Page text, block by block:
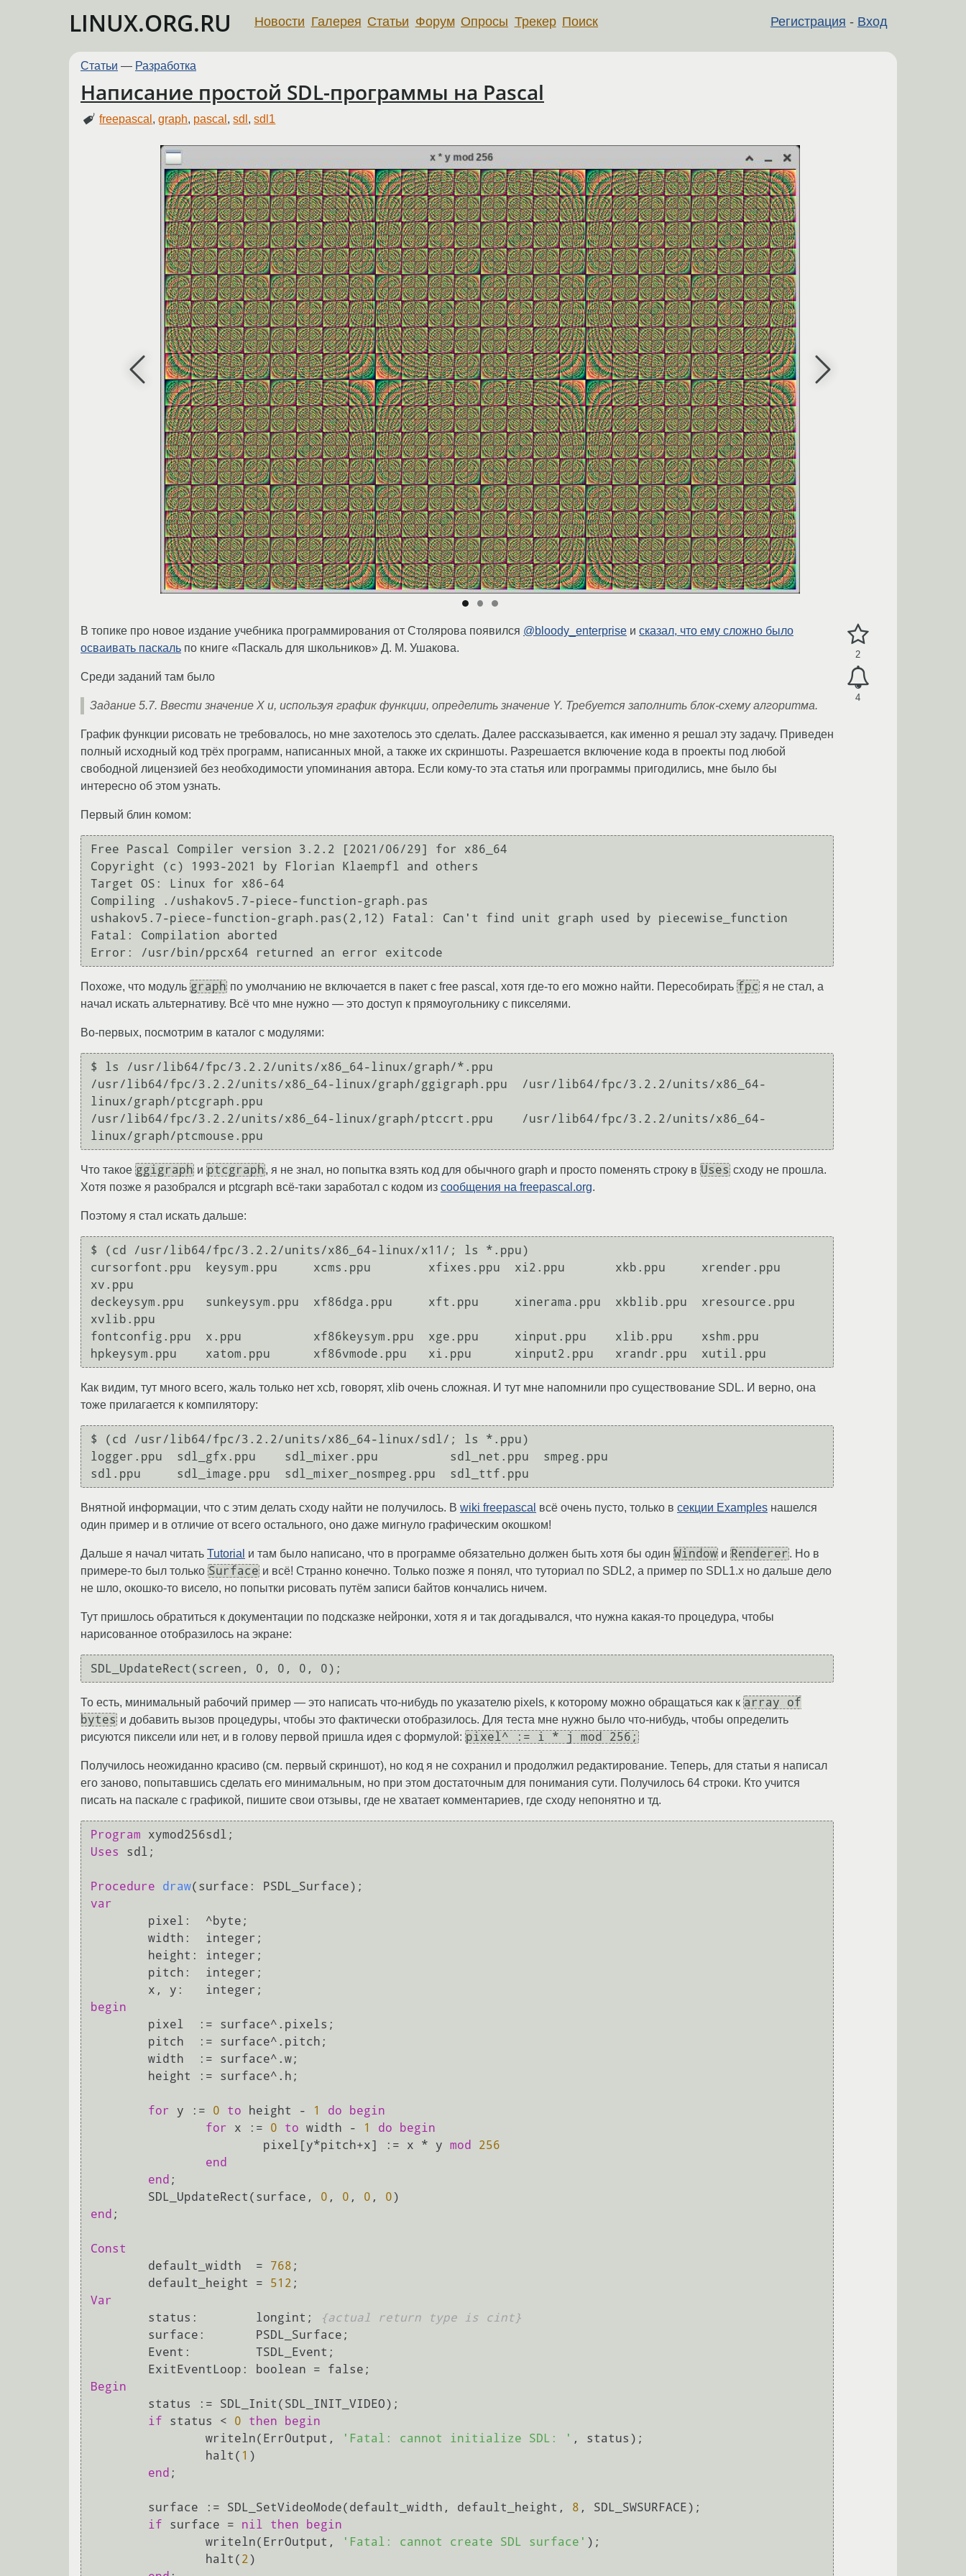
LINUX.ORG.RU Регистрация - Вход
Новости Галерея Статьи Форум Опросы Трекер Поиск
Статьи — Разработка
Написание простой SDL-программы на Pascal
freepascal ,graph, pascal ,sdl ,sdl1
2
4
В топике про новое издание учебника программирования от Столярова появился @bloody_enterprise и сказал, что ему сложно было
осваивать паскаль по книге «Паскаль для школьников» Д. М. Ушакова.
Среди заданий там было
Задание 5.7. Ввести значение X и, используя график функции, определить значение Y. Требуется заполнить блок-схему алгоритма.
График функции рисовать не требовалось, но мне захотелось это сделать. Далее рассказывается, как именно я решал эту задачу. Приведен
полный исходный код трёх программ, написанных мной, а также их скриншоты. Разрешается включение кода в проекты под любой
свободной лицензией без необходимости упоминания автора. Если кому-то эта статья или программы пригодились, мне было бы
интересно об этом узнать.
Первый блин комом:
Free Pascal Compiler version 3.2.2 [2021/06/29] for x86_64
Copyright (c) 1993-2021 by Florian Klaempfl and others
Target OS: Linux for x86-64
Compiling ./ushakov5.7-piece-function-graph.pas
ushakov5.7-piece-function-graph.pas(2,12) Fatal: Can't find unit graph used by piecewise_function
Fatal: Compilation aborted
Похоже, что модуль graph по умолчанию не включается в пакет с free pascal, хотя где-то его можно найти. Пересобирать fpc я не стал, а
начал искать альтернативу. Всё что мне нужно — это доступ к прямоугольнику с пикселями.
Во-первых, посмотрим в каталог с модулями:
$ ls /usr/lib64/fpc/3.2.2/units/x86_64-linux/graph/*.ppu
/usr/lib64/fpc/3.2.2/units/x86_64-linux/graph/ggigraph.ppu  /usr/lib64/fpc/3.2.2/units/x86_64-
linux/graph/ptcgraph.ppu
/usr/lib64/fpc/3.2.2/units/x86_64-linux/graph/ptccrt.ppu    /usr/lib64/fpc/3.2.2/units/x86_64-
Что такое ggigraph и ptcgraph, я не знал, но попытка взять код для обычного graph и просто поменять строку в Uses сходу не прошла.
Хотя позже я разобрался и ptcgraph всё-таки заработал с кодом из сообщения на freepascal.org.
Поэтому я стал искать дальше:
$ (cd /usr/lib64/fpc/3.2.2/units/x86_64-linux/x11/; ls *.ppu)
cursorfont.ppu  keysym.ppu     xcms.ppu        xfixes.ppu  xi2.ppu       xkb.ppu     xrender.ppu
xv.ppu
deckeysym.ppu   sunkeysym.ppu  xf86dga.ppu     xft.ppu     xinerama.ppu  xkblib.ppu  xresource.ppu
xvlib.ppu
fontconfig.ppu  x.ppu          xf86keysym.ppu  xge.ppu     xinput.ppu    xlib.ppu    xshm.ppu
Как видим, тут много всего, жаль только нет xcb, говорят, xlib очень сложная. И тут мне напомнили про существование SDL. И верно, она
тоже прилагается к компилятору:
$ (cd /usr/lib64/fpc/3.2.2/units/x86_64-linux/sdl/; ls *.ppu)
logger.ppu  sdl_gfx.ppu    sdl_mixer.ppu          sdl_net.ppu  smpeg.ppu
Внятной информации, что с этим делать сходу найти не получилось. В wiki freepascal всё очень пусто, только в секции Examples нашелся
один пример и в отличие от всего остального, оно даже мигнуло графическим окошком!
Дальше я начал читать Tutorial и там было написано, что в программе обязательно должен быть хотя бы один Window и Renderer . Но в
примере-то был только Surface и всё! Странно конечно. Только позже я понял, что туториал по SDL2, а пример по SDL1.x но дальше дело
не шло, окошко-то висело, но попытки рисовать путём записи байтов кончались ничем.
Тут пришлось обратиться к документации по подсказке нейронки, хотя я и так догадывался, что нужна какая-то процедура, чтобы
нарисованное отобразилось на экране:
То есть, минимальный рабочий пример — это написать что-нибудь по указателю pixels, к которому можно обращаться как к array of
bytes и добавить вызов процедуры, чтобы это фактически отобразилось. Для теста мне нужно было что-нибудь, чтобы определить
рисуются пиксели или нет, и в голову первой пришла идея с формулой: pixel^ := i * j mod 256;
Получилось неожиданно красиво (см. первый скриншот), но код я не сохранил и продолжил редактирование. Теперь, для статьи я написал
его заново, попытавшись сделать его минимальным, но при этом достаточным для понимания сути. Получилось 64 строки. Кто учится
писать на паскале с графикой, пишите свои отзывы, где не хватает комментариев, где сходу непонятно и тд.
Program
Uses
sdl;
Procedure draw(surface: PSDL_Surface) ;
var
begin
for y := 0 to height - 1 do
begin
for
x := 0 to width - 1 do
begin
			pixel[y*pitch+x] := x * y
mod
256
end
end ;
	SDL_UpdateRect(surface,
0 , 0 , 0 , 0
end ;
Const
	default_width  =
768 ;
	default_height =
512
Var
	status:        longint;
{actual return type is cint}
Begin
if status < 0 then
begin
		writeln(ErrOutput,
'Fatal: cannot initialize SDL: ' , status);
		halt(
1 )
end ;
	surface := SDL_SetVideoMode(default_width, default_height,
8 , SDL_SWSURFACE);
if surface = nil then
begin
		writeln(ErrOutput,
'Fatal: cannot create SDL surface' );
		halt(
2 )